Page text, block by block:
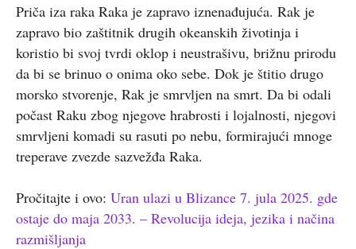
Priča iza raka Raka je zapravo iznenađujuća. Rak je
zapravo bio zaštitnik drugih okeanskih životinja i
koristio bi svoj tvrdi oklop i neustrašivu, brižnu prirodu
da bi se brinuo o onima oko sebe. Dok je štitio drugo
morsko stvorenje, Rak je smrvljen na smrt. Da bi odali
počast Raku zbog njegove hrabrosti i lojalnosti, njegovi
smrvljeni komadi su rasuti po nebu, formirajući mnoge
treperave zvezde sazvežđa Raka.
Pročitajte i ovo: Uran ulazi u Blizance 7. jula 2025. gde
ostaje do maja 2033. – Revolucija ideja, jezika i načina
razmišljanja